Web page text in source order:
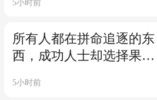
5小时前
所有人都在拼命追逐的东
西，成功人士却选择果断
5小时前